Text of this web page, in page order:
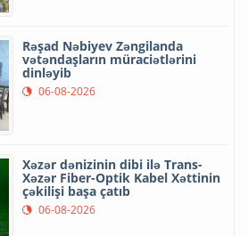
Rəşad Nəbiyev Zəngilanda
vətəndaşların müraciətlərini
dinləyib
06-08-2026
Xəzər dənizinin dibi ilə Trans-
Xəzər Fiber-Optik Kabel Xəttinin
çəkilişi başa çatıb
06-08-2026